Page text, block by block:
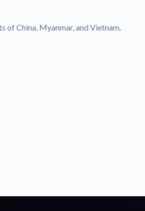
of China, Myanmar, and Vietnam.